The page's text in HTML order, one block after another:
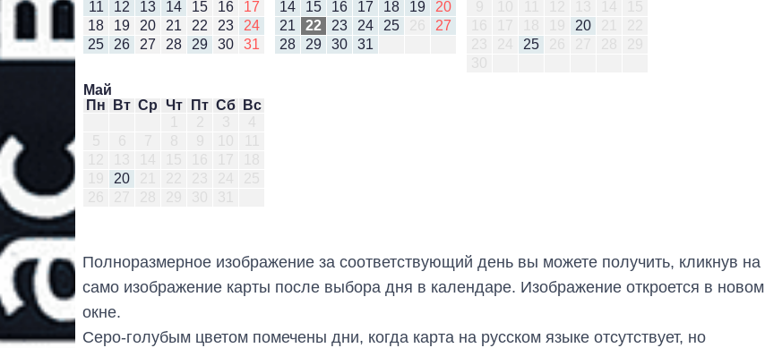
11
12 13 14 15 16
17
18
19 20 21 22 23
24
25
26 27 28 29 30 31
14
15 16 17 18 19
20
21
22 23 24 25
27
28
29 30 31
20
25
Май
Пн
Вт Ср Чт Пт Сб
Вс
20
Полноразмерное изображение за соответствующий день вы можете получить, кликнув на
само изображение карты после выбора дня в календаре. Изображение откроется в новом
окне.
Серо-голубым цветом помечены дни, когда карта на русском языке отсутствует, но